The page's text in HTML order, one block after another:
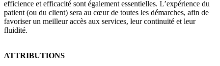
efficience et efficacité sont également essentielles. L’expérience du
patient (ou du client) sera au cœur de toutes les démarches, afin de
favoriser un meilleur accès aux services, leur continuité et leur
fluidité.
ATTRIBUTIONS